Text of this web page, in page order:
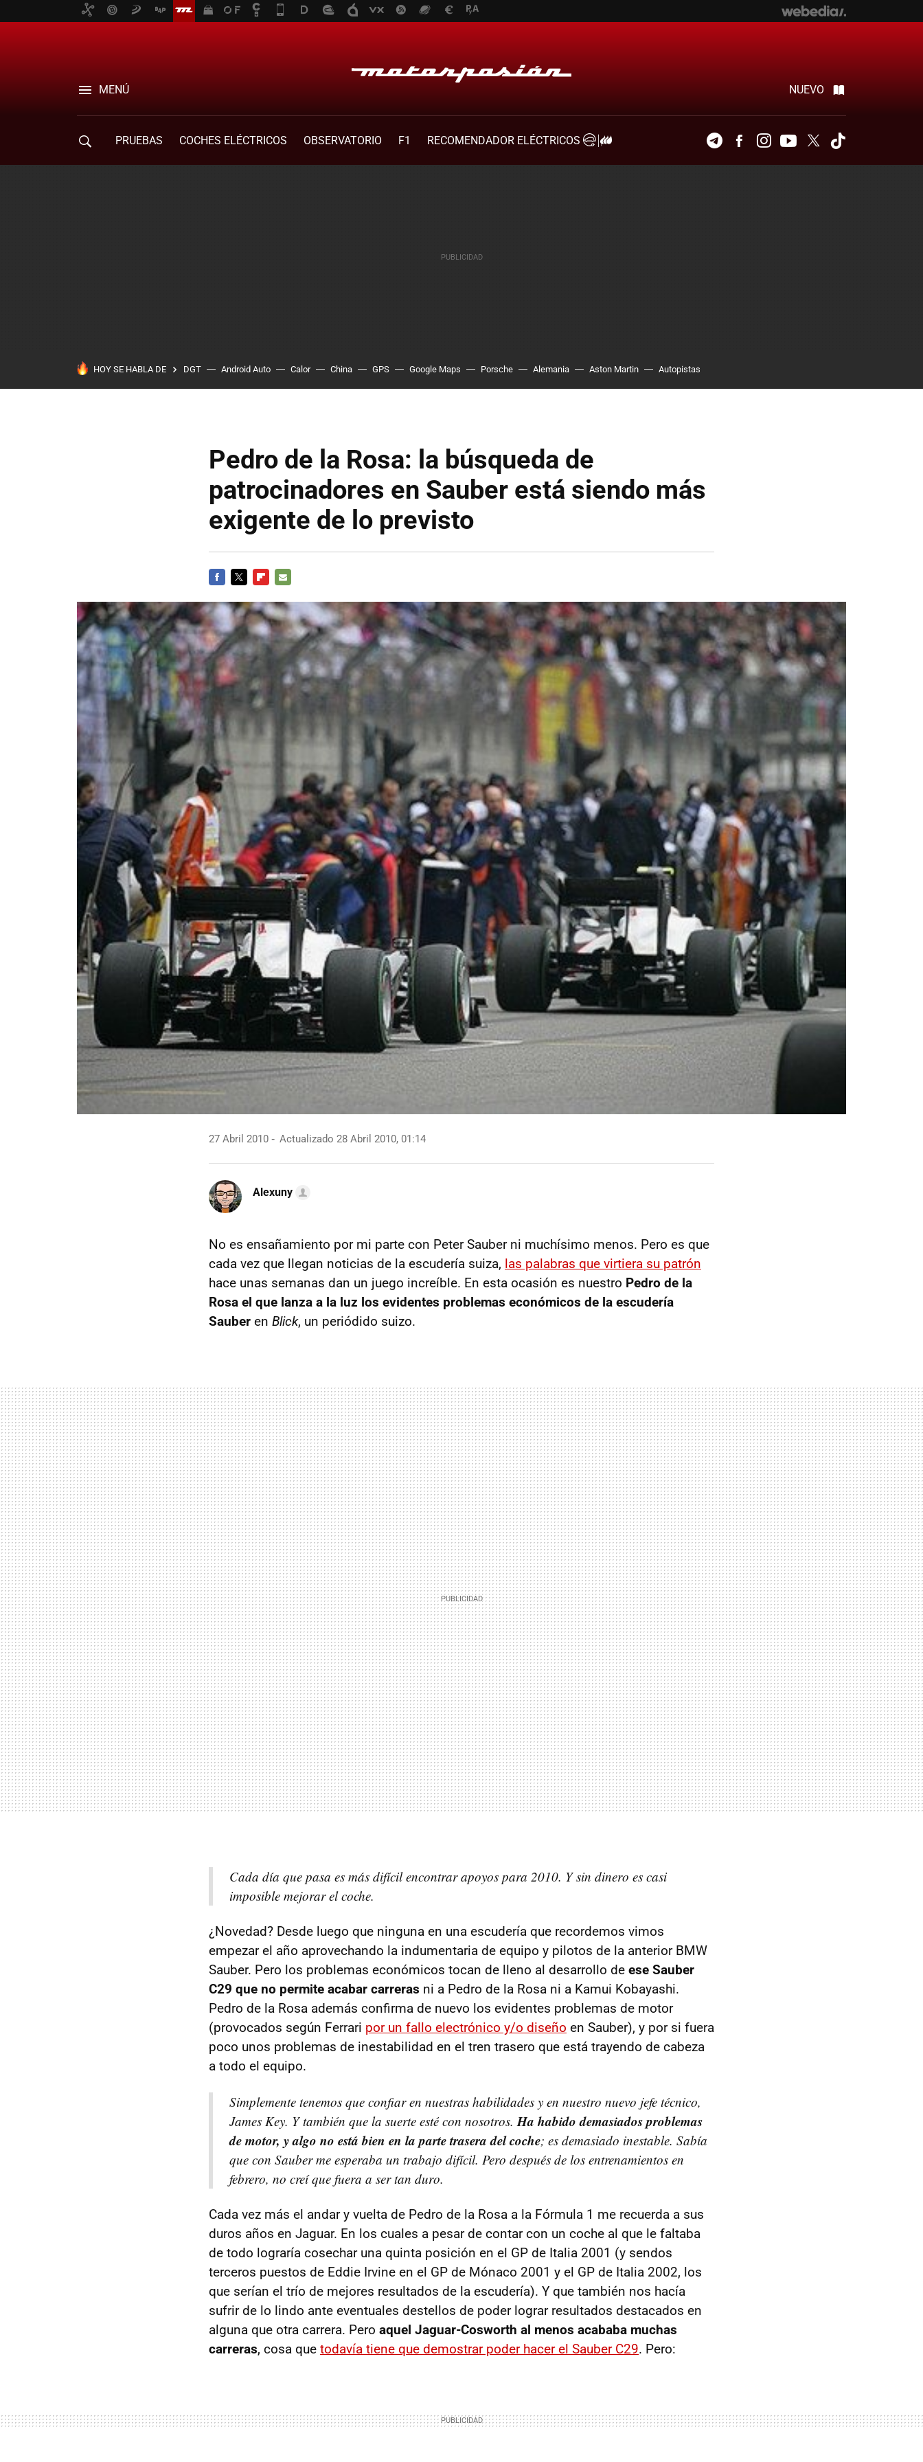
MENÚ NUEVO
PRUEBAS COCHES ELÉCTRICOS OBSERVATORIO F1
RECOMENDADOR ELÉCTRICOS
TelegramFacebookInstagramYoutubeTwitter
HOY SE HABLA DE DGT Android Auto Calor China GPS Google Maps Porsche Alemania Aston Martin Autopistas
Pedro de la Rosa: la búsqueda de
patrocinadores en Sauber está siendo más
exigente de lo previsto
MAIL
27 Abril 2010 Actualizado 28 Abril 2010, 01:14
Alexuny
No es ensañamiento por mi parte con Peter Sauber ni muchísimo menos. Pero es que
cada vez que llegan noticias de la escudería suiza, las palabras que virtiera su patrón
hace unas semanas dan un juego increíble. En esta ocasión es nuestro Pedro de la
Rosa el que lanza a la luz los evidentes problemas económicos de la escudería
Sauber en Blick, un periódido suizo.
Cada día que pasa es más difícil encontrar apoyos para 2010. Y sin dinero es casi
imposible mejorar el coche.
¿Novedad? Desde luego que ninguna en una escudería que recordemos vimos
empezar el año aprovechando la indumentaria de equipo y pilotos de la anterior BMW
Sauber. Pero los problemas económicos tocan de lleno al desarrollo de ese Sauber
C29 que no permite acabar carreras ni a Pedro de la Rosa ni a Kamui Kobayashi.
Pedro de la Rosa además confirma de nuevo los evidentes problemas de motor
(provocados según Ferrari por un fallo electrónico y/o diseño en Sauber), y por si fuera
poco unos problemas de inestabilidad en el tren trasero que está trayendo de cabeza
a todo el equipo.
Simplemente tenemos que confiar en nuestras habilidades y en nuestro nuevo jefe técnico,
James Key. Y también que la suerte esté con nosotros. Ha habido demasiados problemas
de motor, y algo no está bien en la parte trasera del coche; es demasiado inestable. Sabía
que con Sauber me esperaba un trabajo difícil. Pero después de los entrenamientos en
febrero, no creí que fuera a ser tan duro.
Cada vez más el andar y vuelta de Pedro de la Rosa a la Fórmula 1 me recuerda a sus
duros años en Jaguar. En los cuales a pesar de contar con un coche al que le faltaba
de todo lograría cosechar una quinta posición en el GP de Italia 2001 (y sendos
terceros puestos de Eddie Irvine en el GP de Mónaco 2001 y el GP de Italia 2002, los
que serían el trío de mejores resultados de la escudería). Y que también nos hacía
sufrir de lo lindo ante eventuales destellos de poder lograr resultados destacados en
alguna que otra carrera. Pero aquel Jaguar-Cosworth al menos acababa muchas
carreras, cosa que todavía tiene que demostrar poder hacer el Sauber C29. Pero: